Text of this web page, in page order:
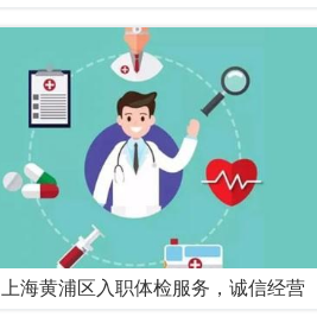
上海黄浦区入职体检服务，诚信经营